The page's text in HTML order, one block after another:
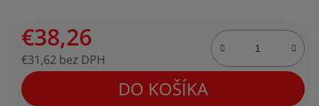
€38,26
€31,62 bez DPH
Jednotková cena:
DO KOŠÍKA